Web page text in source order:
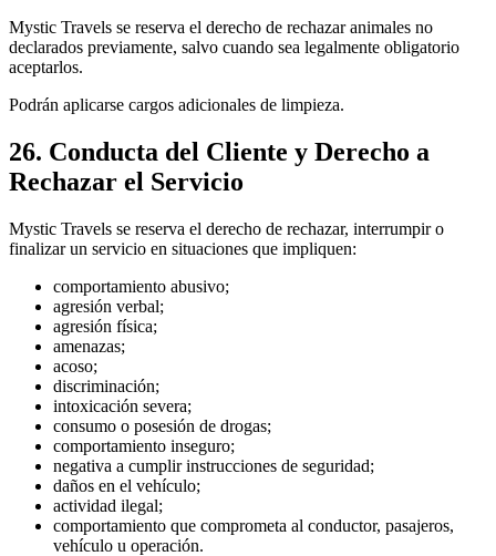
Mystic Travels se reserva el derecho de rechazar animales no
declarados previamente, salvo cuando sea legalmente obligatorio
aceptarlos.
Podrán aplicarse cargos adicionales de limpieza.
26. Conducta del Cliente y Derecho a
Rechazar el Servicio
Mystic Travels se reserva el derecho de rechazar, interrumpir o
finalizar un servicio en situaciones que impliquen:
comportamiento abusivo;
agresión verbal;
agresión física;
amenazas;
acoso;
discriminación;
intoxicación severa;
consumo o posesión de drogas;
comportamiento inseguro;
negativa a cumplir instrucciones de seguridad;
daños en el vehículo;
actividad ilegal;
comportamiento que comprometa al conductor, pasajeros,
vehículo u operación.